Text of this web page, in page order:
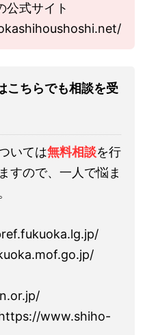
公式サイト
こちらでも相談を受
いては無料相談を行
すので、一人で悩ま
www.shiho-